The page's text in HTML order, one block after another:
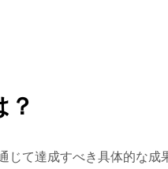
？
じて達成すべき具体的な成